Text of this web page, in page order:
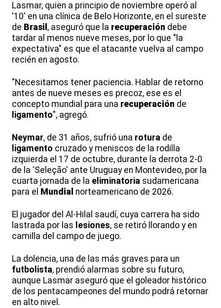
Lasmar, quien a principio de noviembre operó al
'10' en una clínica de Belo Horizonte, en el sureste
de Brasil , aseguró que la recuperación debe
tardar al menos nueve meses, por lo que "la
expectativa" es que el atacante vuelva al campo
recién en agosto.
"Necesitamos tener paciencia. Hablar de retorno
antes de nueve meses es precoz, ese es el
concepto mundial para una recuperación de
ligamento", agregó.
Neymar, de 31 años, sufrió una rotura de
ligamento cruzado y meniscos de la rodilla
izquierda el 17 de octubre, durante la derrota 2-0
de la 'Seleção' ante Uruguay en Montevideo, por la
cuarta jornada de la eliminatoria sudamericana
para el Mundial norteamericano de 2026.
El jugador del Al-Hilal saudí, cuya carrera ha sido
lastrada por las lesiones, se retiró llorando y en
camilla del campo de juego.
La dolencia, una de las más graves para un
futbolista, prendió alarmas sobre su futuro,
aunque Lasmar aseguró que el goleador histórico
de los pentacampeones del mundo podrá retornar
en alto nivel.